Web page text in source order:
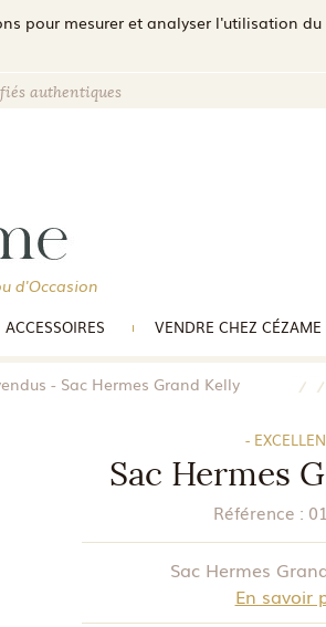
pour mesurer et analyser l'utilisation
authentiques
d'Occasion
ACCESSOIRES VENDRE CHEZ CÉZAME
Sac Hermes Grand Kelly
-
Sac Hermes
Référence :
Sac Hermes
En savoir